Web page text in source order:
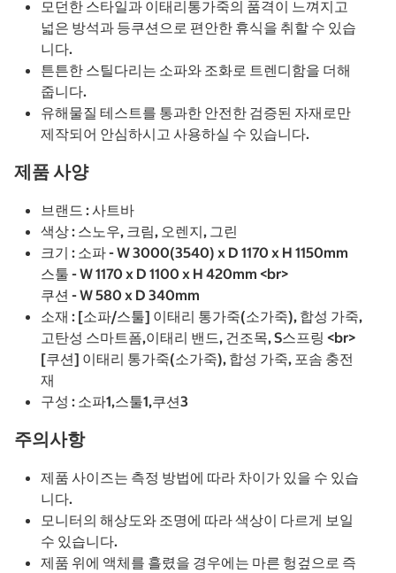
모던한 스타일과 이태리통가죽의 품격이 느껴지고
넓은 방석과 등쿠션으로 편안한 휴식을 취할 수 있습
니다.
튼튼한 스틸다리는 소파와 조화로 트렌디함을 더해
줍니다.
유해물질 테스트를 통과한 안전한 검증된 자재로만
제작되어 안심하시고 사용하실 수 있습니다.
제품 사양
브랜드 : 사트바
색상 : 스노우, 크림, 오렌지, 그린
크기 : 소파 - W 3000(3540) x D 1170 x H 1150mm
스툴 - W 1170 x D 1100 x H 420mm <br>
쿠션 - W 580 x D 340mm
소재 : [소파/스툴] 이태리 통가죽(소가죽), 합성 가죽,
고탄성 스마트폼,이태리 밴드, 건조목, S스프링 <br>
[쿠션] 이태리 통가죽(소가죽), 합성 가죽, 포솜 충전
재
구성 : 소파1,스툴1,쿠션3
주의사항
제품 사이즈는 측정 방법에 따라 차이가 있을 수 있습
니다.
모니터의 해상도와 조명에 따라 색상이 다르게 보일
수 있습니다.
제품 위에 액체를 흘렸을 경우에는 마른 헝겊으로 즉